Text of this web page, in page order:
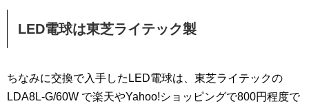
LED電球は東芝ライテック製
ちなみに交換で入手したLED電球は、東芝ライテックの
LDA8L-G/60W で楽天やYahoo!ショッピングで800円程度で